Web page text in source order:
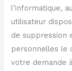
l’informatique,
utilisateur
de suppression
personnelles le
votre demande